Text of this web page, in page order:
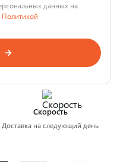
данных на
Политикой
Скорость
Доставка на следующий день